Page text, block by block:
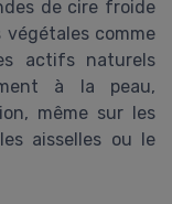
de cire froide
comme
actifs naturels
à la peau,
même sur les
aisselles ou le